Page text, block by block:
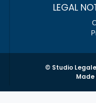
LEGAL
© Studio Legale
Made